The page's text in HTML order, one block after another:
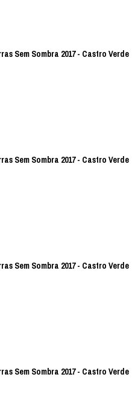
Sem Sombra 2017 - Castro Verde
Sem Sombra 2017 - Castro Verde
Sem Sombra 2017 - Castro Verde
Sem Sombra 2017 - Castro Verde